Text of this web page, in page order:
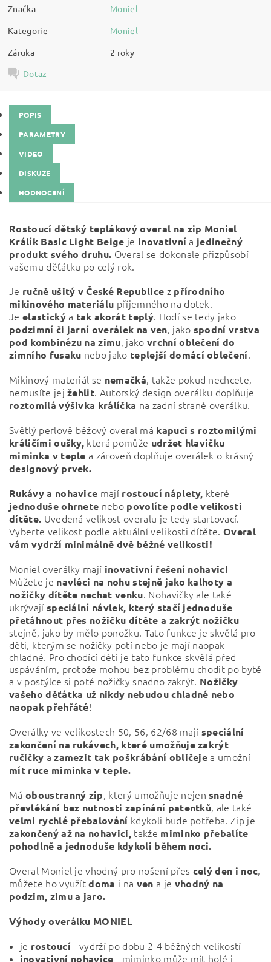
Značka
Moniel
Kategorie
Moniel
Záruka
2 roky
Dotaz
POPIS
PARAMETRY
VIDEO
DISKUZE
HODNOCENÍ
Rostoucí dětský teplákový overal na zip Moniel
Králík Basic Light Beige je inovativní a jedinečný
produkt svého druhu. Overal se dokonale přizpůsobí
vašemu děťátku po celý rok.
Je ručně ušitý v České Republice z přírodního
mikinového materiálu příjemného na dotek.
Je elastickýa tak akorát teplý. Hodí se tedy jako
podzimní či jarní overálek na ven, jako spodní vrstva
pod kombinézu na zimu, jako vrchní oblečení do
zimního fusaku nebo jako teplejší domácí oblečení.
Mikinový materiál se nemačká, takže pokud nechcete,
nemusíte jej žehlit. Autorský design overálku doplňuje
roztomilá výšivka králíčka na zadní straně overálku.
Světlý perlově béžový overal má kapuci s roztomilými
králičími oušky, která pomůže udržet hlavičku
miminka v teple a zároveň doplňuje overálek o krásný
designový prvek.
Rukávy a nohavice mají rostoucí náplety, které
jednoduše ohrnete nebo povolíte podle velikosti
dítěte. Uvedená velikost overalu je tedy startovací.
Vyberte velikost podle aktuální velikosti dítěte.Overal
vám vydrží minimálně dvě běžné velikosti!
Moniel overálky mají inovativní řešení nohavic!
Můžete je navléci na nohu stejně jako kalhoty a
nožičky dítěte nechat venku. Nohavičky ale také
ukrývají speciální návlek, který stačí jednoduše
přetáhnout přes nožičku dítěte a zakrýt nožičku
stejně, jako by mělo ponožku. Tato funkce je skvělá pro
děti, kterým se nožičky potí nebo je mají naopak
chladné. Pro chodící děti je tato funkce skvělá před
uspáváním, protože mohou bez problému chodit po bytě
a v postýlce si poté nožičky snadno zakrýt. Nožičky
vašeho děťátka už nikdy nebudou chladné nebo
naopak přehřáté!
Overálky ve velikostech 50, 56, 62/68 mají speciální
zakončení na rukávech, které umožňuje zakrýt
ručičky azamezit tak poškrábání obličejea umožní
mít ruce miminka v teple.
Má oboustranný zip, který umožňuje nejensnadné
převlékání bez nutnosti zapínání patentků, ale také
velmi rychlé přebalování kdykoli bude potřeba. Zip je
zakončený až na nohavici, takže miminko přebalíte
pohodlně a jednoduše kdykoli během noci.
Overal Moniel je vhodný pro nošení přes celý den i noc,
můžete ho využítdoma i na ven a je vhodný na
podzim, zimu a jaro.
Výhody overálku MONIEL
je rostoucí - vydrží po dobu 2-4 běžných velikostí
inovativní nohavice - miminko může mít holé i